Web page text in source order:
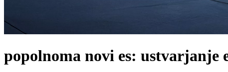
popolnoma novi es: ustvarjanje